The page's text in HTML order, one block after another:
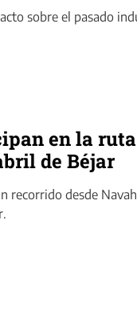
sobre el pasado
en la
de Béjar
recorrido desde